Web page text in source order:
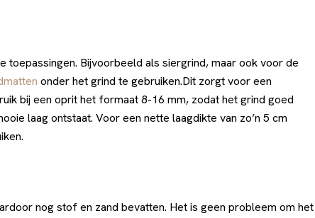
toepassingen. Bijvoorbeeld als siergrind, maar ook voor de
onder het grind te gebruiken.Dit zorgt voor een
bij een oprit het formaat 8-16 mm, zodat het grind goed
laag ontstaat. Voor een nette laagdikte van zo’n 5 cm
nog stof en zand bevatten. Het is geen probleem om het